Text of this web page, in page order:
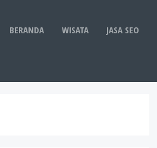
JASA SEO
WISATA
BERANDA